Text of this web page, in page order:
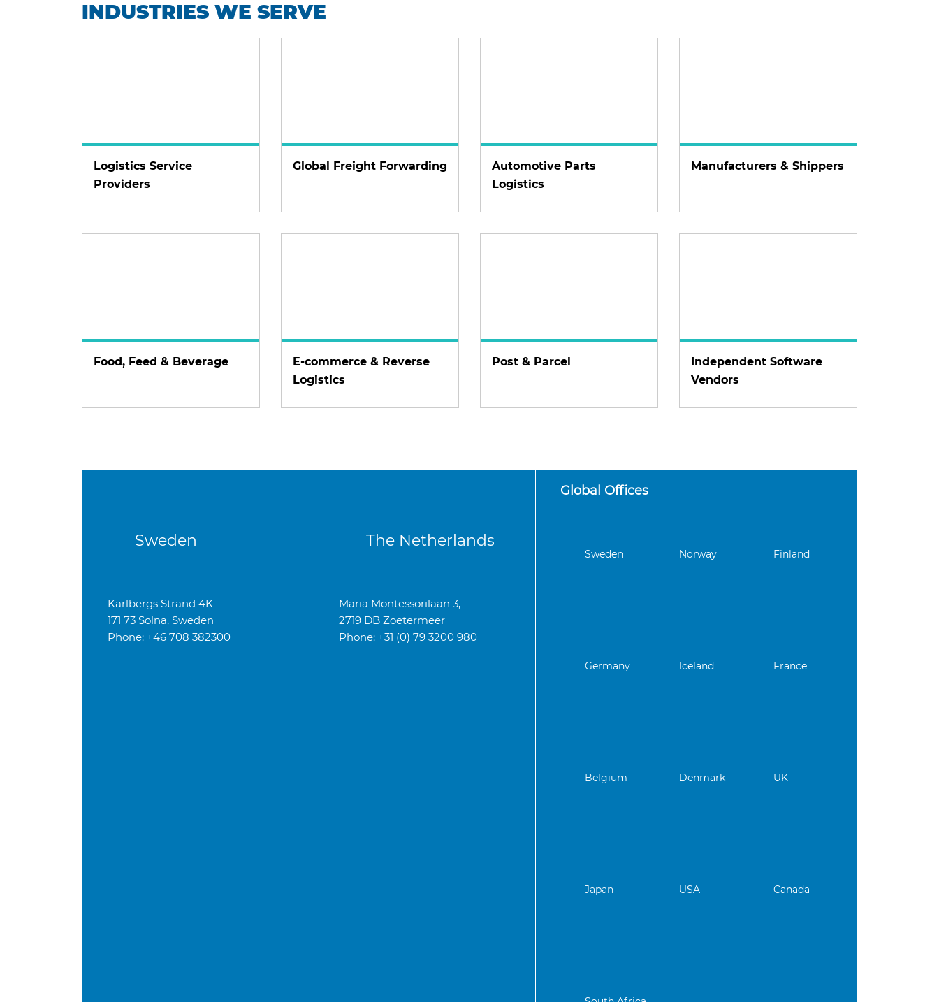
INDUSTRIES WE SERVE
Logistics Service
Providers
Global Freight Forwarding
Automotive Parts
Logistics
Manufacturers & Shippers
Food, Feed & Beverage
E-commerce & Reverse
Logistics
Post & Parcel
Independent Software
Vendors
Sweden
Karlbergs Strand 4K
171 73 Solna, Sweden
Phone: +46 708 382300
The Netherlands
Maria Montessorilaan 3,
2719 DB Zoetermeer
Phone: +31 (0) 79 3200 980
Global Offices
Sweden Norway Finland
Germany Iceland France
Belgium Denmark UK
Japan USA Canada